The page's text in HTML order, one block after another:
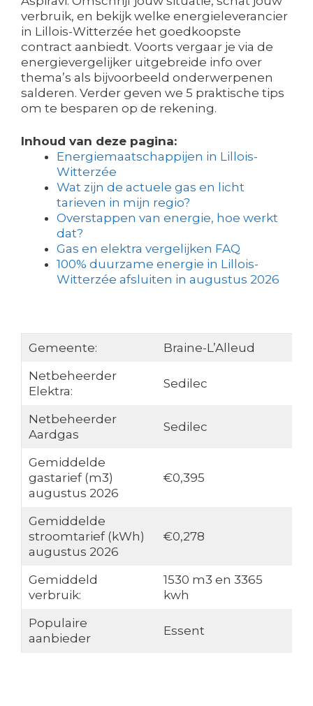
verbruik, en bekijk welke energieleverancier
in Lillois-Witterzée het goedkoopste
contract aanbiedt. Voorts vergaar je via de
energievergelijker uitgebreide info over
thema’s als bijvoorbeeld onderwerpenen
salderen. Verder geven we 5 praktische tips
om te besparen op de rekening.
Inhoud van deze pagina:
Energiemaatschappijen in Lillois-
Witterzée
Wat zijn de actuele gas en licht
tarieven in mijn regio?
Overstappen van energie, hoe werkt
dat?
Gas en elektra vergelijken FAQ
100% duurzame energie in Lillois-
Witterzée afsluiten in augustus 2026
Gemeente:
Braine-L’Alleud
Netbeheerder
Elektra:
Sedilec
Netbeheerder
Aardgas
Sedilec
Gemiddelde
gastarief (m3)
augustus 2026
€0,395
Gemiddelde
stroomtarief (kWh)
augustus 2026
€0,278
Gemiddeld
verbruik:
1530 m3 en 3365
kwh
Populaire
aanbieder
Essent